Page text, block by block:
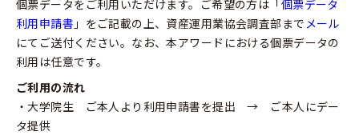
個票データをご利用いただけます。ご希望の方は「個票データ
利用申請書 」をご記載の上、資産運用業協会調査部までメール
にてご送付ください。なお、本アワードにおける個票データの
利用は任意です。
ご利用の流れ
・大学院生 ご本人より利用申請書を提出 → ご本人にデー
タ提供